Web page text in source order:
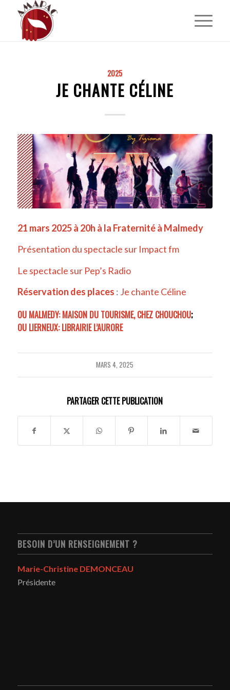
2025
JE CHANTE CÉLINE
21 mars 2025 à 20h à la Fraternité à Malmedy
Présentation du spectacle sur Impact fm
Le spectacle sur Pep’s Radio
Réservation des places : Je chante Céline
OU MALMEDY: MAISON DU TOURISME, CHEZ CHOUCHOU;
OU LIERNEUX: LIBRAIRIE L’AURORE
MARS 4, 2025
PARTAGER CETTE PUBLICATION
BESOIN D’UN RENSEIGNEMENT ?
Marie-Christine DEMONCEAU
Présidente